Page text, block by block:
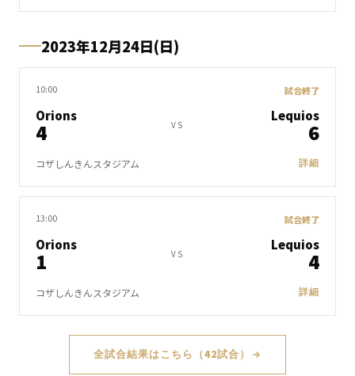
2023年12月24日(日)
10:00 試合終了
Orions
4 VS
Lequios
6
コザしんきんスタジアム 詳細
13:00 試合終了
Orions
1 VS
Lequios
4
コザしんきんスタジアム 詳細
全試合結果はこちら （42試合）